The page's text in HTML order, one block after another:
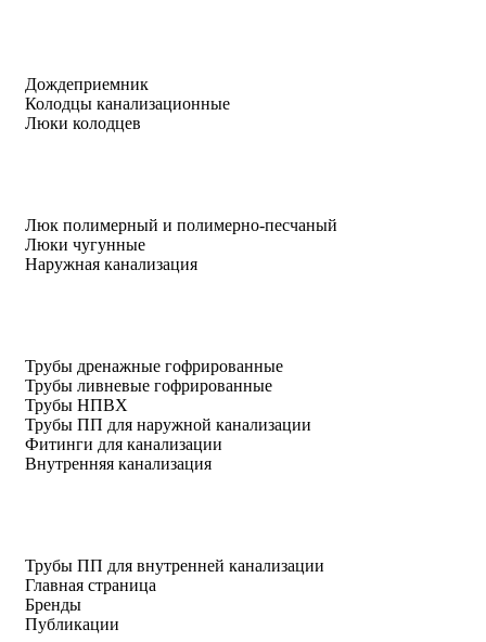
Дождеприемник
Колодцы канализационные
Люки колодцев
Люк полимерный и полимерно-песчаный
Люки чугунные
Наружная канализация
Трубы дренажные гофрированные
Трубы ливневые гофрированные
Трубы НПВХ
Трубы ПП для наружной канализации
Фитинги для канализации
Внутренняя канализация
Трубы ПП для внутренней канализации
Главная страница
Бренды
Публикации